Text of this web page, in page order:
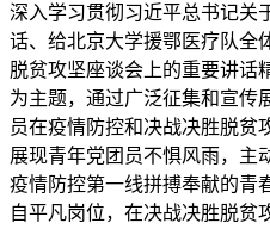
深入学习贯彻习近平总书记关
话、给北京大学援鄂医疗队全
脱贫攻坚座谈会上的重要讲话
为主题，通过广泛征集和宣传
员在疫情防控和决战决胜脱贫
展现青年党团员不惧风雨，主
疫情防控第一线拼搏奉献的青
自平凡岗位，在决战决胜脱贫